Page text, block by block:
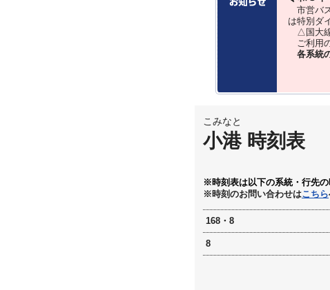
市営バ
は特別ダ
△国大線
ご利用
各系統
こみなと
小港 時刻表
※時刻表は以下の系統・行先
※時刻のお問い合わせはこちら
168・8
8